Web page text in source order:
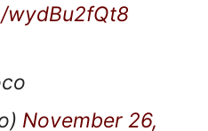
November 26,